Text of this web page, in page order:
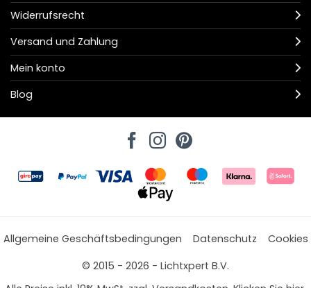
Widerrufsrecht
Versand und Zahlung
Mein konto
Blog
Allgemeine Geschäftsbedingungen Datenschutz
Cookies
© 2015 - 2026 - Lichtxpert B.V.